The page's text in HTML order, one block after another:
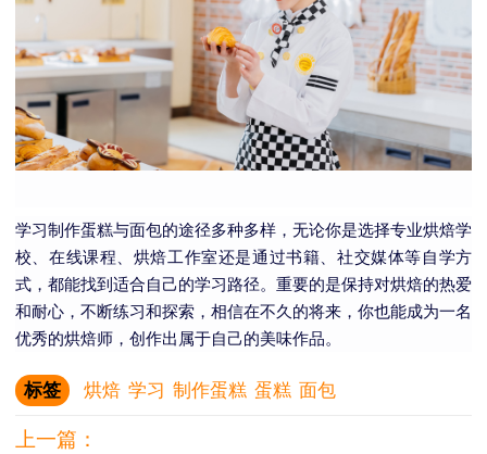
学习制作蛋糕与面包的途径多种多样，无论你是选择专业烘焙学
校、在线课程、烘焙工作室还是通过书籍、社交媒体等自学方
式，都能找到适合自己的学习路径。重要的是保持对烘焙的热爱
和耐心，不断练习和探索，相信在不久的将来，你也能成为一名
优秀的烘焙师，创作出属于自己的美味作品。
标签 烘焙 学习 制作蛋糕 蛋糕 面包
上一篇：